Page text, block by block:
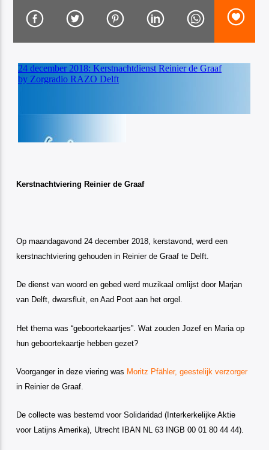
Luister RAZO online
Kerstnachtviering Reinier de Graaf
Op maandagavond 24 december 2018, kerstavond, werd een
kerstnachtviering gehouden in Reinier de Graaf te Delft.
De dienst van woord en gebed werd muzikaal omlijst door Marjan
van Delft, dwarsfluit, en Aad Poot aan het orgel.
Het thema was “geboortekaartjes”. Wat zouden Jozef en Maria op
hun geboortekaartje hebben gezet?
Voorganger in deze viering was Moritz Pfähler, geestelijk verzorger
in Reinier de Graaf.
De collecte was bestemd voor Solidaridad (Interkerkelijke Aktie
voor Latijns Amerika), Utrecht IBAN NL 63 INGB 00 01 80 44 44).